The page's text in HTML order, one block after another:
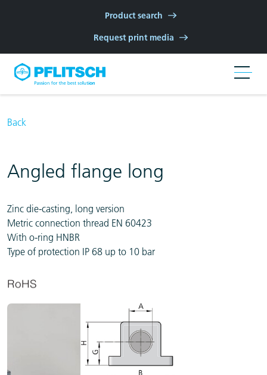
Product search
Request print media
Back
Angled flange long
Zinc die-casting, long version
Metric connection thread EN 60423
With o-ring HNBR
Type of protection IP 68 up to 10 bar